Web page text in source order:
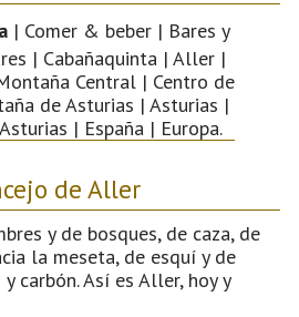
| Comer & beber | Bares y
| Cabañaquinta | Aller |
Central | Centro de
de Asturias | Asturias |
| España | Europa.
de Aller
y de bosques, de caza, de
la meseta, de esquí y de
carbón. Así es Aller, hoy y